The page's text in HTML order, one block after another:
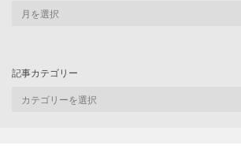
記事カテゴリー